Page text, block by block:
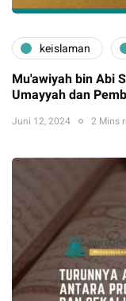
keislaman
Mu'awiyah bin Abi
Umayyah dan
Juni 12, 2024 2 Mins